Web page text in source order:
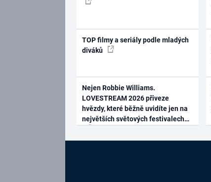
TOP filmy a seriály podle mladých
diváků
Nejen Robbie Williams.
LOVESTREAM 2026 přiveze
hvězdy, které běžně uvidíte jen na
největších světových festivalech